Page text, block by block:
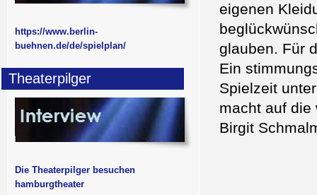
eigenen
glauben. Für
Ein
Spielzeit
macht auf die
Birgit
https://www.berlin-
buehnen.de/de/spielplan/
Theaterpilger
Die Theaterpilger besuchen
hamburgtheater